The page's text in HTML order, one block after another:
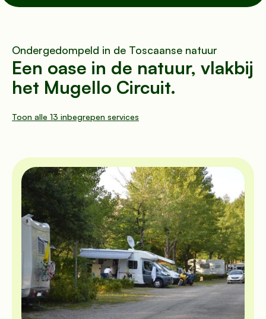
© Mugello Verde
PrivacyVoorwaarden Koekjes
Ondergedompeld in de Toscaanse natuur
Een oase in de natuur, vlakbij
het Mugello Circuit.
Toon alle 13 inbegrepen services